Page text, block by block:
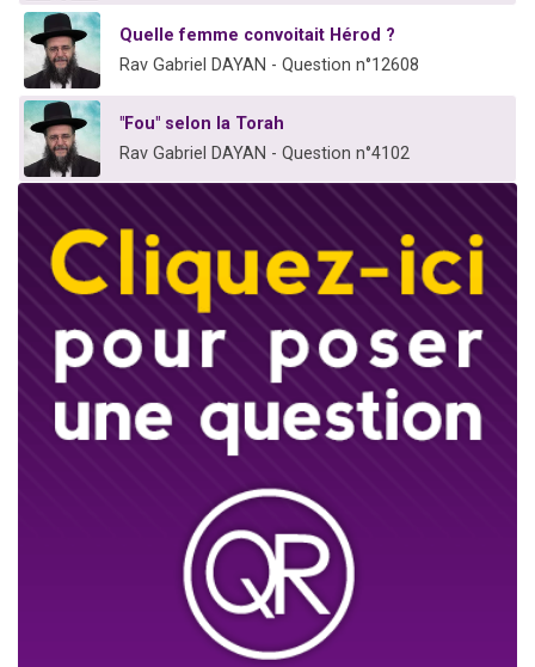
Quelle femme convoitait Hérod ?
Rav Gabriel DAYAN - Question n°12608
"Fou" selon la Torah
Rav Gabriel DAYAN - Question n°4102